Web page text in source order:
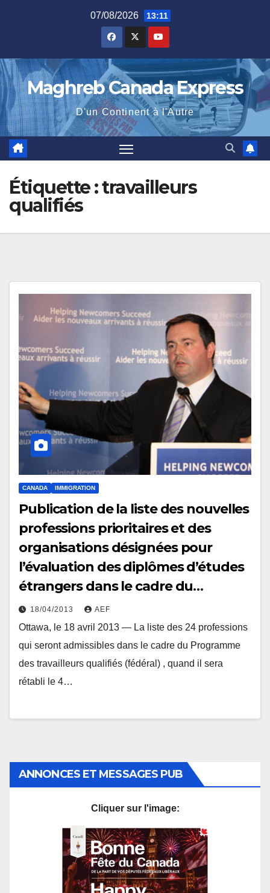
07/08/2026 13:11
Maghreb Canada Express
D'un Continent à l'Autre
Étiquette :travailleurs
qualifiés
CANADA IMMIGRATION
Publication de la liste des nouvelles
professions prioritaires et des
organisations désignées pour
l’évaluation des diplômes d’études
étrangers dans le cadre du
Programme des travailleurs
qualifiés (fédéral)
18/04/2013 AEF
Ottawa, le 18 avril 2013 — La liste des 24 professions
qui seront admissibles dans le cadre du Programme
des travailleurs qualifiés (fédéral) , quand il sera
rétabli le 4…
ANNONCES ET MESSAGES PUB
Cliquer sur l'image: